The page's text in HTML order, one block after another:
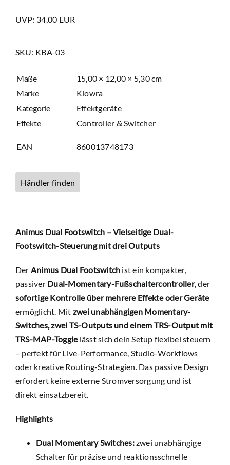
UVP: 34,00 EUR
SKU: KBA-03
Maße
15,00 × 12,00 × 5,30 cm
Marke
Klowra
Kategorie
Effektgeräte
Effekte
Controller & Switcher
EAN 860013748173
Händler finden
Animus Dual Footswitch – Vielseitige Dual-
Footswitch-Steuerung mit drei Outputs
Der Animus Dual Footswitch ist ein kompakter,
passiver Dual-Momentary-Fußschaltercontroller, der
sofortige Kontrolle über mehrere Effekte oder Geräte
ermöglicht. Mit zwei unabhängigen Momentary-
Switches, zwei TS-Outputs und einem TRS-Output mit
TRS-MAP-Togglelässt sich dein Setup flexibel steuern
– perfekt für Live-Performance, Studio-Workflows
oder kreative Routing-Strategien. Das passive Design
erfordert keine externe Stromversorgung und ist
direkt einsatzbereit.
Highlights
Dual Momentary Switches:zwei unabhängige
Schalter für präzise und reaktionsschnelle